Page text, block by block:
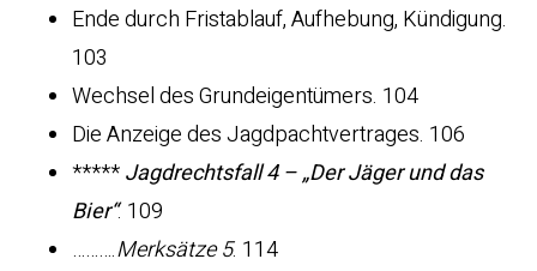
Ende durch Fristablauf, Aufhebung, Kündigung.
103
Wechsel des Grundeigentümers. 104
Die Anzeige des Jagdpachtvertrages. 106
*****Jagdrechtsfall 4 – „Der Jäger und das
Bier“. 109
……….Merksätze 5. 114